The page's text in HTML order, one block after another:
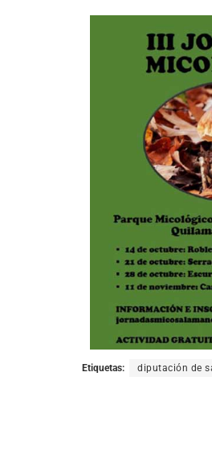
Etiquetas: diputación de